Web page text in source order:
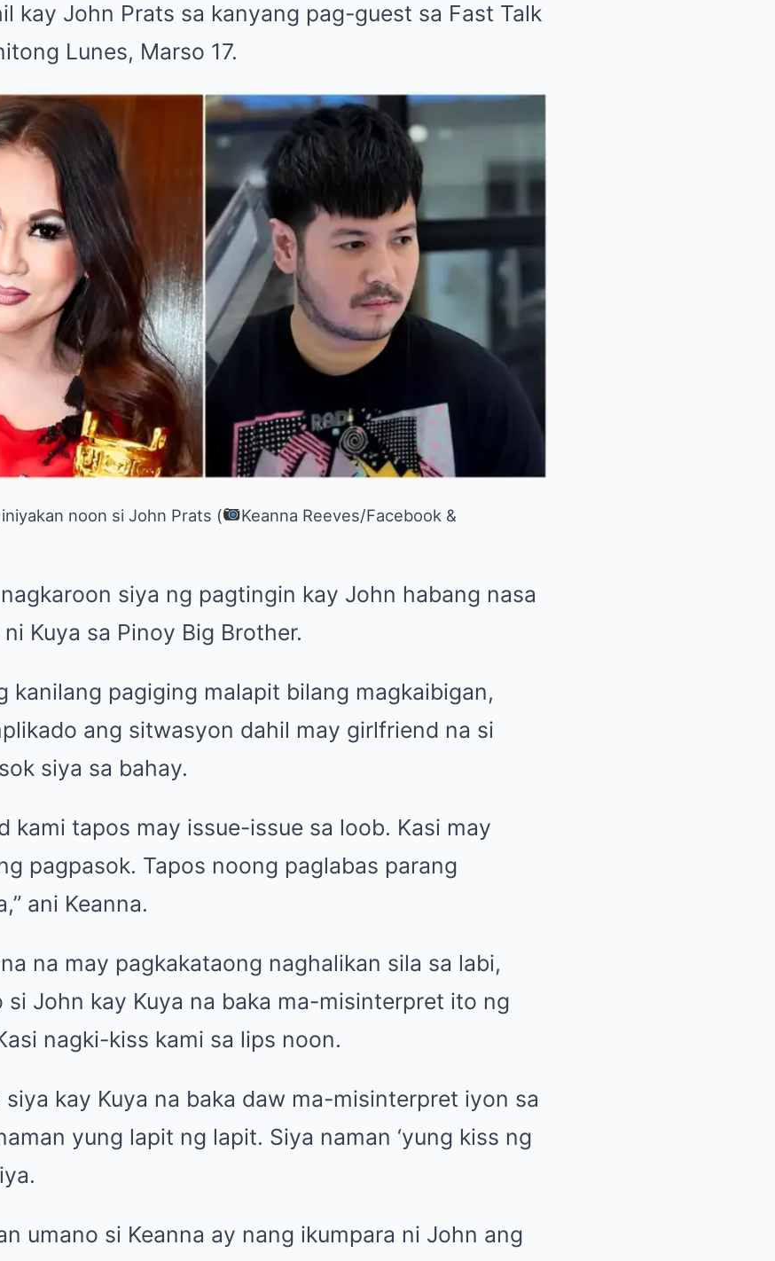
kay John Prats sa kanyang pag-guest sa Fast Talk
Lunes, Marso 17.
noon si John Prats (
Keanna Reeves/Facebook &
siya ng pagtingin kay John habang nasa
Kuya sa Pinoy Big Brother.
kanilang pagiging malapit bilang magkaibigan,
ang sitwasyon dahil may girlfriend na si
siya sa bahay.
kami tapos may issue-issue sa loob. Kasi may
pagpasok. Tapos noong paglabas parang
ani Keanna.
na may pagkakataong naghalikan sila sa labi,
si John kay Kuya na baka ma-misinterpret ito ng
nagki-kiss kami sa lips noon.
siya kay Kuya na baka daw ma-misinterpret iyon sa
yung lapit ng lapit. Siya naman ‘yung kiss ng
umano si Keanna ay nang ikumpara ni John ang